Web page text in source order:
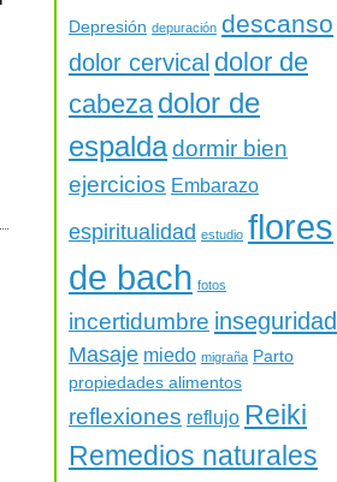
Depresión depuración descanso
dolor cervical dolor de
cabeza dolor de
espaldadormir bien
ejercicios Embarazo
espiritualidad estudio flores
de bach fotos
incertidumbre inseguridad
Masaje miedo migraña Parto
propiedades alimentos
reflexiones reflujo Reiki
Remedios naturales